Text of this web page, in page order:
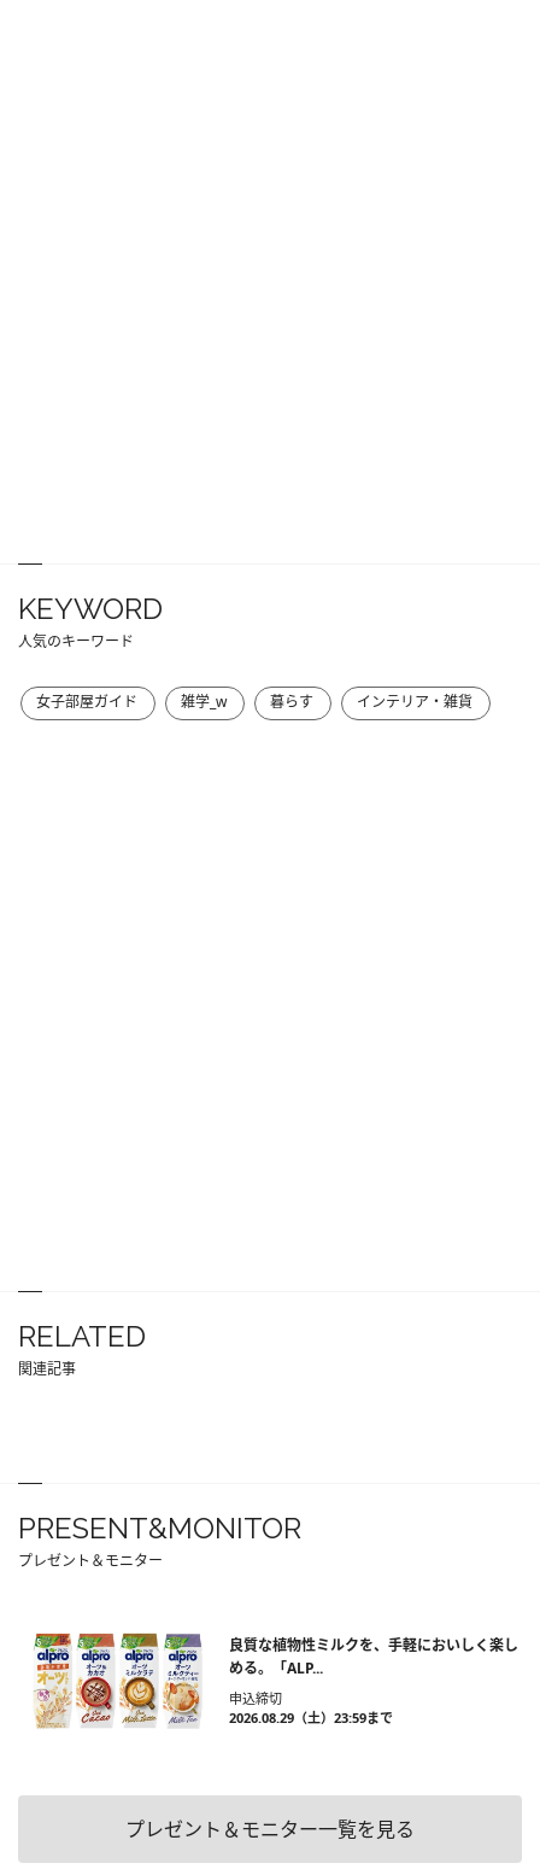
KEYWORD
人気のキーワード
女子部屋ガイド 雑学_w 暮らす インテリア・雑貨
RELATED
関連記事
PRESENT&MONITOR
プレゼント＆モニター
良質な植物性ミルクを、手軽においしく楽し
める。「ALP...
申込締切
2026.08.29（土）23:59まで
プレゼント＆モニター一覧を見る